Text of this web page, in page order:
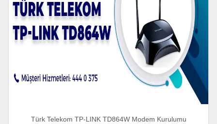
Türk Telekom TP-LINK TD864W Modem Kurulumu